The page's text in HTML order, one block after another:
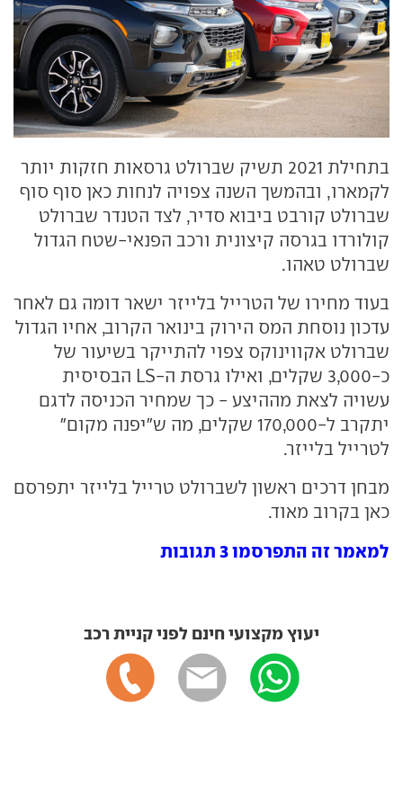
בתחילת 2021 תשיק שברולט גרסאות חזקות יותר
לקמארו, ובהמשך השנה צפויה לנחות כאן סוף סוף
שברולט קורבט ביבוא סדיר, לצד הטנדר שברולט
קולורדו בגרסה קיצונית ורכב הפנאי-שטח הגדול
שברולט טאהו.
בעוד מחירו של הטרייל בלייזר ישאר דומה גם לאחר
עדכון נוסחת המס הירוק בינואר הקרוב, אחיו הגדול
שברולט אקווינוקס צפוי להתייקר בשיעור של
כ-3,000 שקלים, ואילו גרסת ה-LS הבסיסית
עשויה לצאת מההיצע - כך שמחיר הכניסה לדגם
יתקרב ל-170,000 שקלים, מה ש"יפנה מקום"
לטרייל בלייזר.
מבחן דרכים ראשון לשברולט טרייל בלייזר יתפרסם
כאן בקרוב מאוד.
למאמר זה התפרסמו 3 תגובות
יעוץ מקצועי חינם לפני קניית רכב